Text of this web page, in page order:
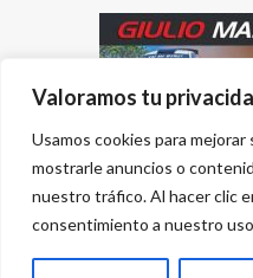
Valoramos tu
Usamos cookies para
mostrarle anuncios o
nuestro tráfico. Al hacer clic
consentimiento a nuestro